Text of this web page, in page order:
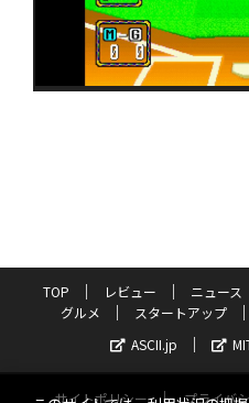
TOP レビュー ニュース
グルメ
スタートアップ
ASCII.jp
サイトポリシー プライバ